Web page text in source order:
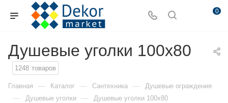
0
Душевые уголки 100x80
1248 товаров
Главная — Каталог — Сантехника — Душевые ограждения
— Душевые уголки — Душевые уголки 100x80